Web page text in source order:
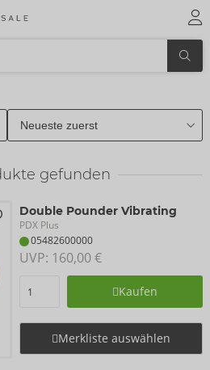
gefunden
Double Pounder Vibrating
PDX Plus
05482600000
UVP: 160,00 €
Kaufen
Merkliste auswählen